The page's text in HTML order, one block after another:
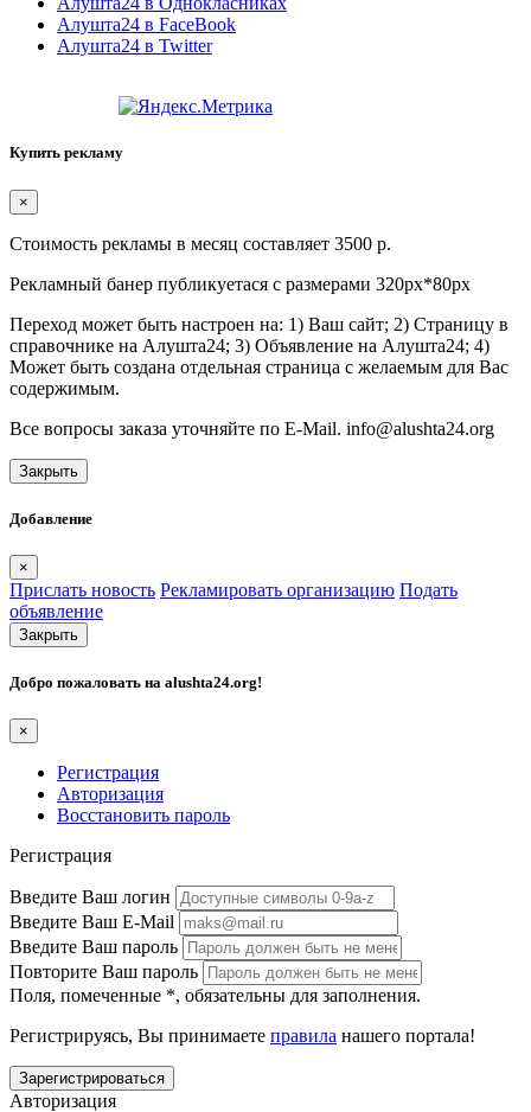
Алушта24 в FaceBook
Алушта24 в Twitter
Купить рекламу
×
Стоимость рекламы в месяц составляет 3500 р.
Рекламный банер публикуетася с размерами 320px*80px
Переход может быть настроен на: 1) Ваш сайт; 2) Страницу в
справочнике на Алушта24; 3) Объявление на Алушта24; 4)
Может быть создана отдельная страница с желаемым для Вас
содержимым.
Все вопросы заказа уточняйте по E-Mail. info@alushta24.org
Закрыть
Добавление
×
Прислать новость Рекламировать организацию Подать
объявление
Закрыть
Добро пожаловать на alushta24.org!
×
Регистрация
Авторизация
Восстановить пароль
Регистрация
Введите Ваш логин
Введите Ваш E-Mail
Введите Ваш пароль
Повторите Ваш пароль
Поля, помеченные *, обязательны для заполнения.
Регистрируясь, Вы принимаете правила нашего портала!
Авторизация